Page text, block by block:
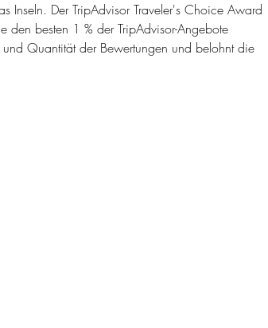
Inseln. Der TripAdvisor Traveler's Choice Award
den besten 1 % der TripAdvisor-Angebote
Quantität der Bewertungen und belohnt die